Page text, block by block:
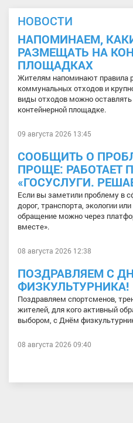
НОВОСТИ
НАПОМИНАЕМ,
РАЗМЕЩАТЬ НА
ПЛОЩАДКАХ
Жителям напоминают правила
коммунальных отходов и
виды отходов можно оставлять
контейнерной площадке.
09 августа 2026 13:45
СООБЩИТЬ О
ПРОЩЕ: РАБОТАЕТ
«ГОСУСЛУГИ.
Если вы заметили проблему в
дорог, транспорта, экологии
обращение можно через
вместе».
08 августа 2026 12:38
ПОЗДРАВЛЯЕМ С
ФИЗКУЛЬТУРНИКА!
Поздравляем спортсменов,
жителей, для кого активный
выбором, с Днём
08 августа 2026 09:40